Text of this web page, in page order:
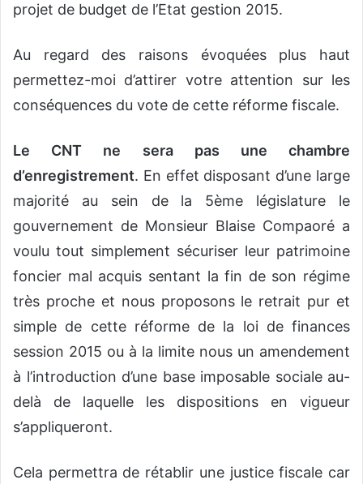
projet de budget de l’Etat gestion 2015.
Au regard des raisons évoquées plus haut
permettez-moi d’attirer votre attention sur les
conséquences du vote de cette réforme fiscale.
Le CNT ne sera pas une chambre
d’enregistrement. En effet disposant d’une large
majorité au sein de la 5ème législature le
gouvernement de Monsieur Blaise Compaoré a
voulu tout simplement sécuriser leur patrimoine
foncier mal acquis sentant la fin de son régime
très proche et nous proposons le retrait pur et
simple de cette réforme de la loi de finances
session 2015 ou à la limite nous un amendement
à l’introduction d’une base imposable sociale au-
delà de laquelle les dispositions en vigueur
s’appliqueront.
Cela permettra de rétablir une justice fiscale car